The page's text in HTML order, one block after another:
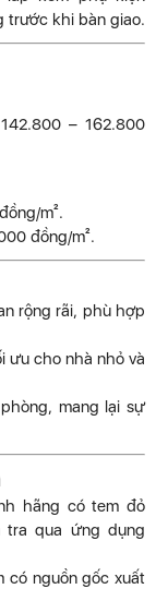
trước khi bàn giao.
– 162.800
m².
đồng/m².
rộng rãi, phù hợp
ưu cho nhà nhỏ và
mang lại sự
hãng có tem đỏ
tra qua ứng dụng
có nguồn gốc xuất